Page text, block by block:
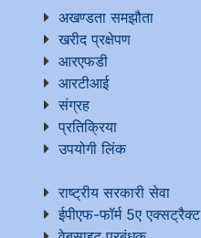
अखण्डता समझौता
खरीद प्रक्षेपण
आरएफडी
आरटीआई
संग्रह
प्रतिक्रिया
उपयोगी लिंक
राष्ट्रीय सरकारी सेवा
ईपीएफ-फॉर्म 5ए एक्सट्रैक्ट